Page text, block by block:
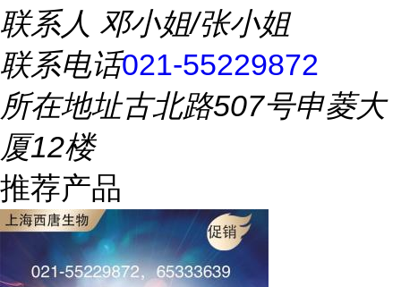
联系人 邓小姐/张小姐
联系电话021-55229872
所在地址古北路507号申菱大
厦12楼
推荐产品